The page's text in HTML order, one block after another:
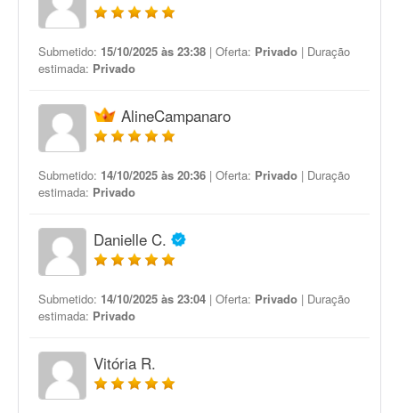
Submetido: 15/10/2025 às 23:38 | Oferta: Privado | Duração
estimada: Privado
AlineCampanaro
Submetido: 14/10/2025 às 20:36 | Oferta: Privado | Duração
estimada: Privado
Danielle C.
Submetido: 14/10/2025 às 23:04 | Oferta: Privado | Duração
estimada: Privado
Vitória R.